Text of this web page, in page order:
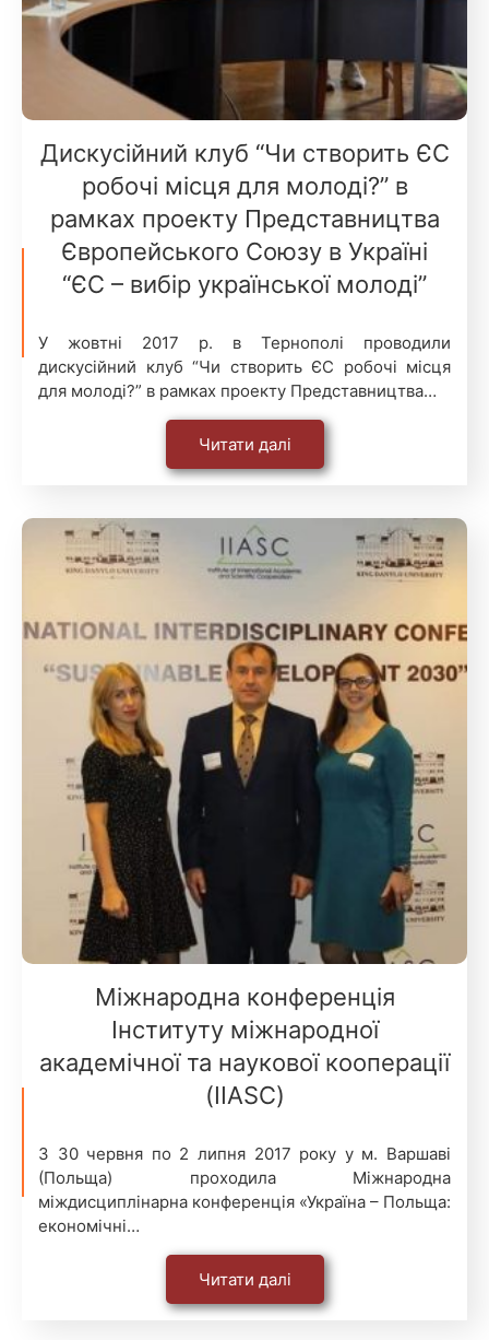
Дискусійний клуб “Чи створить ЄС
робочі місця для молоді?” в
рамках проекту Представництва
Європейського Союзу в Україні
“ЄС – вибір української молоді”
У жовтні 2017 р. в Тернополі проводили
дискусійний клуб “Чи створить ЄС робочі місця
для молоді?” в рамках проекту Представництва…
Читати далі
Міжнародна конференція
Інституту міжнародної
академічної та наукової кооперації
(IIASC)
З 30 червня по 2 липня 2017 року у м. Варшаві
(Польща) проходила Міжнародна
міждисциплінарна конференція «Україна – Польща:
економічні…
Читати далі